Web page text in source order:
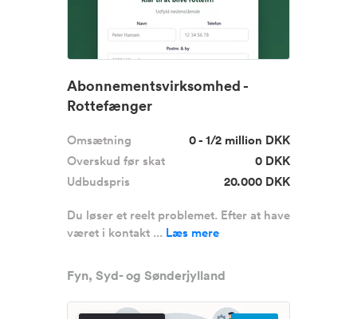
Abonnementsvirksomhed -
Rottefænger
Omsætning
0 - 1/2 million DKK
Overskud før skat
0 DKK
Udbudspris
20.000 DKK
Du løser et reelt problemet. Efter at have
været i kontakt ... Læs mere
Fyn, Syd- og Sønderjylland